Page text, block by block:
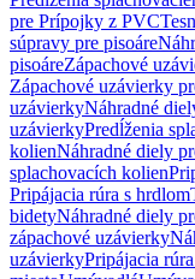
pre Prípojky z PVC
súpravy pre pisoáre
pisoáreZápachové
Zápachové uzávierky
uzávierkyNáhradné
uzávierkyPredĺženia
kolienNáhradné diely
splachovacích kolien
Pripájacia rúra s hrdlom
bidetyNáhradné diely
zápachové uzávierky
uzávierkyPripájacia